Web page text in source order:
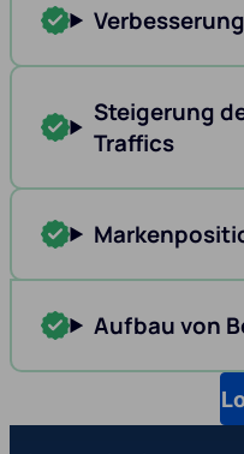
Steigerung
Traffics
Aufbau von